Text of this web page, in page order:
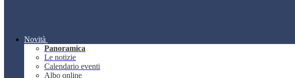
Novità
Panoramica
Le notizie
Calendario eventi
Albo online